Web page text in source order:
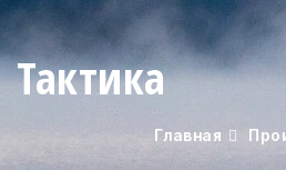
Тактика
Главная